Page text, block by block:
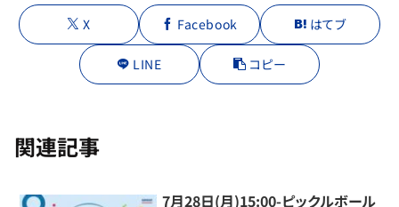
X Facebook はてブ
LINE コピー
関連記事
7月28日(月)15:00-ピックルボール